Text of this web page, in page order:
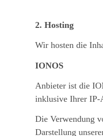
2. Hosting
Wir hosten die
IONOS
Anbieter ist die
inklusive Ihrer IP-
Die Verwendung
Darstellung